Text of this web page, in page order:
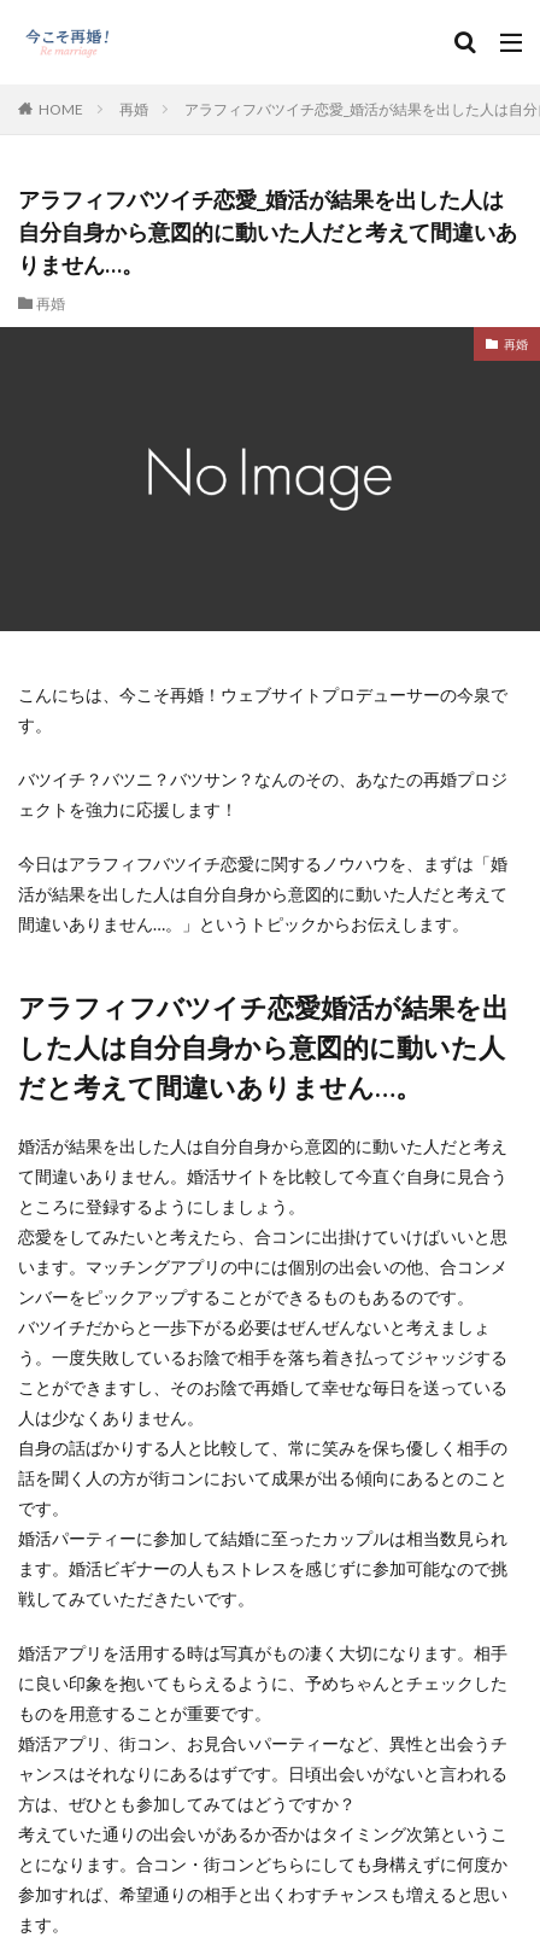
HOME 再婚 アラフィフバツイチ恋愛_婚活が結果を出した人は自
アラフィフバツイチ恋愛_婚活が結果を出した人は
自分自身から意図的に動いた人だと考えて間違いあ
りません…。
再婚
再婚
こんにちは、今こそ再婚！ウェブサイトプロデューサーの今泉で
す。
バツイチ？バツニ？バツサン？なんのその、あなたの再婚プロジ
ェクトを強力に応援します！
今日はアラフィフバツイチ恋愛に関するノウハウを、まずは「婚
活が結果を出した人は自分自身から意図的に動いた人だと考えて
間違いありません…。」というトピックからお伝えします。
アラフィフバツイチ恋愛婚活が結果を出
した人は自分自身から意図的に動いた人
だと考えて間違いありません…。
婚活が結果を出した人は自分自身から意図的に動いた人だと考え
て間違いありません。婚活サイトを比較して今直ぐ自身に見合う
ところに登録するようにしましょう。
恋愛をしてみたいと考えたら、合コンに出掛けていけばいいと思
います。マッチングアプリの中には個別の出会いの他、合コンメ
ンバーをピックアップすることができるものもあるのです。
バツイチだからと一歩下がる必要はぜんぜんないと考えましょ
う。一度失敗しているお陰で相手を落ち着き払ってジャッジする
ことができますし、そのお陰で再婚して幸せな毎日を送っている
人は少なくありません。
自身の話ばかりする人と比較して、常に笑みを保ち優しく相手の
話を聞く人の方が街コンにおいて成果が出る傾向にあるとのこと
です。
婚活パーティーに参加して結婚に至ったカップルは相当数見られ
ます。婚活ビギナーの人もストレスを感じずに参加可能なので挑
戦してみていただきたいです。
婚活アプリを活用する時は写真がもの凄く大切になります。相手
に良い印象を抱いてもらえるように、予めちゃんとチェックした
ものを用意することが重要です。
婚活アプリ、街コン、お見合いパーティーなど、異性と出会うチ
ャンスはそれなりにあるはずです。日頃出会いがないと言われる
方は、ぜひとも参加してみてはどうですか？
考えていた通りの出会いがあるか否かはタイミング次第というこ
とになります。合コン・街コンどちらにしても身構えずに何度か
参加すれば、希望通りの相手と出くわすチャンスも増えると思い
ます。